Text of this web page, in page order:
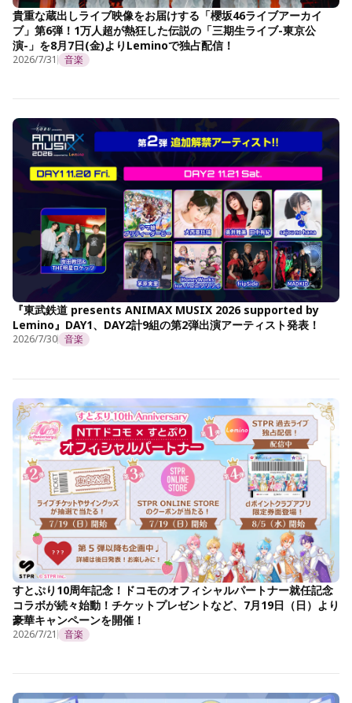
貴重な蔵出しライブ映像をお届けする「櫻坂46ライブアーカイ
ブ」第6弾！1万人超が熱狂した伝説の「三期生ライブ-東京公
演-」を8月7日(金)よりLeminoで独占配信！
2026/7/31 音楽
『東武鉄道 presents ANIMAX MUSIX 2026 supported by
Lemino』DAY1、DAY2計9組の第2弾出演アーティスト発表！
2026/7/30 音楽
すとぷり10周年記念！ドコモのオフィシャルパートナー就任記念
コラボが続々始動！チケットプレゼントなど、7月19日（日）より
豪華キャンペーンを開催！
2026/7/21 音楽